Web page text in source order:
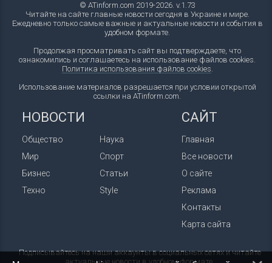
© ATinform.com 2019-2026. v.1.73
Читайте на сайте главные новости сегодня в Украине и мире.
Ежедневно только самые важные и актуальные новости и события в
удобном формате.
Продолжая просматривать сайт вы подтверждаете, что
ознакомились и соглашаетесь на использование файлов cookies.
Политика использования файлов cookies.
Использование материалов разрешается при условии открытой
ссылки на ATinform.com.
НОВОСТИ
Общество
Мир
Бизнес
Техно
Наука
Спорт
Статьи
Style
САЙТ
Главная
Все новости
О сайте
Реклама
Контакты
Карта сайта
Подписывайтесь на наши аккаунты в социальных сетях и читайте